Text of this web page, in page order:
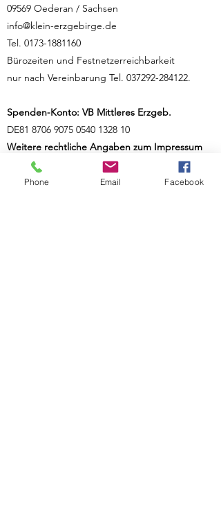
09569 Oederan / Sachsen
info@klein-erzgebirge.de
Tel. 0173-1881160
Bürozeiten und Festnetzerreichbarkeit
nur nach Vereinbarung Tel. 037292-284122.
Spenden-Konto: VB Mittleres Erzgeb.
DE81 8706 9075 0540 1328 10
Weitere rechtliche Angaben zum Impressum
Der Klein-Erzgebirge e.V. ist eingetragen im
Vereinsregister des Amtsgerichts Chemnitz
Phone Email Facebook